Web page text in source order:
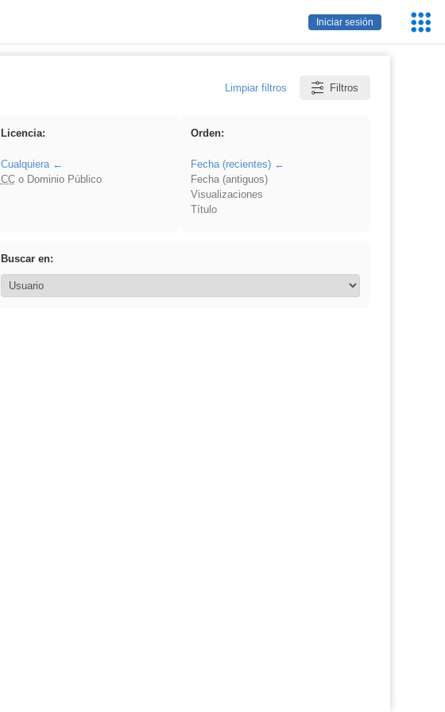
Iniciar sesión
Limpiar filtros Filtros
Licencia:
Cualquiera
CCo Dominio Público
Orden:
Fecha (recientes)
Fecha (antiguos)
Visualizaciones
Título
Buscar en: